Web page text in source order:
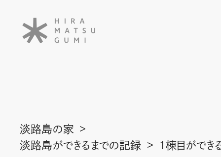
淡路島の家
淡路島ができるまでの記録
1棟目ができ